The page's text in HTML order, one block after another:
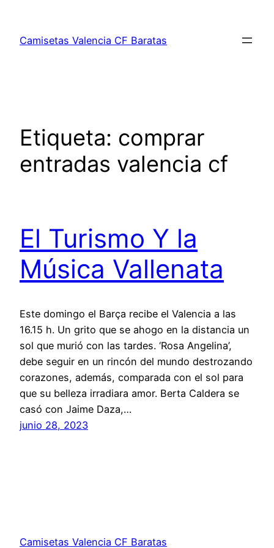
contenido
Camisetas Valencia CF Baratas
Etiqueta: comprar
entradas valencia cf
El Turismo Y la
Música Vallenata
Este domingo el Barça recibe el Valencia a las
16.15 h. Un grito que se ahogo en la distancia un
sol que murió con las tardes. ‘Rosa Angelina’,
debe seguir en un rincón del mundo destrozando
corazones, además, comparada con el sol para
que su belleza irradiara amor. Berta Caldera se
casó con Jaime Da­za,…
junio 28, 2023
Camisetas Valencia CF Baratas